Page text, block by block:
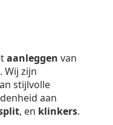
aanleggen van
. Wij zijn
stijlvolle
aan
, en klinkers.